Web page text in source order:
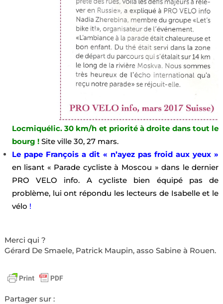
Locmiquélic. 30 km/h et priorité à droite dans tout le
bourg ! Site ville 30, 27 mars.
Le pape François a dit « n’ayez pas froid aux yeux »
en lisant « Parade cycliste à Moscou » dans le dernier
PRO VELO info. A cycliste bien équipé pas de
problème, lui ont répondu les lecteurs de Isabelle et le
vélo !
Merci qui ?
Gérard De Smaele, Patrick Maupin, asso Sabine à Rouen.
Partager sur :